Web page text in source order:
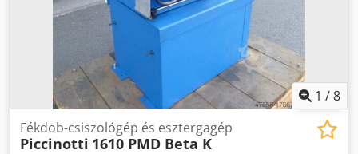
1 /8
Fékdob-csiszológép és esztergagép
Piccinotti 1610 PMD Beta K